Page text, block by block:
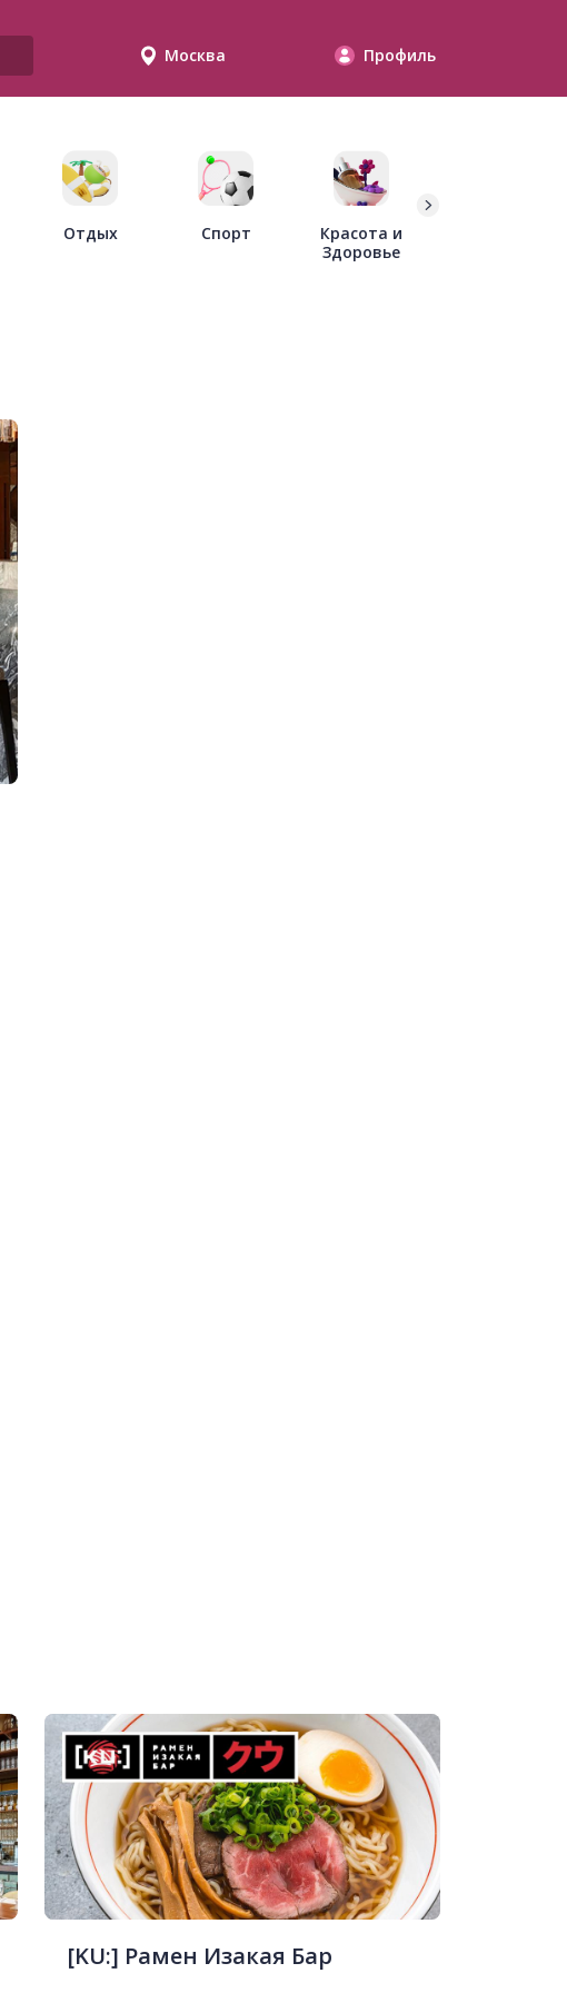
Москва Профиль
Отдых Спорт
Красота и
Здоровье
[KU:] Рамен Изакая Бар